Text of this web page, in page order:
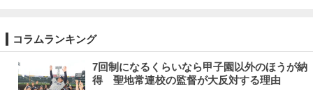
コラムランキング
7回制になるくらいなら甲子園以外のほうが納
得 聖地常連校の監督が大反対する理由